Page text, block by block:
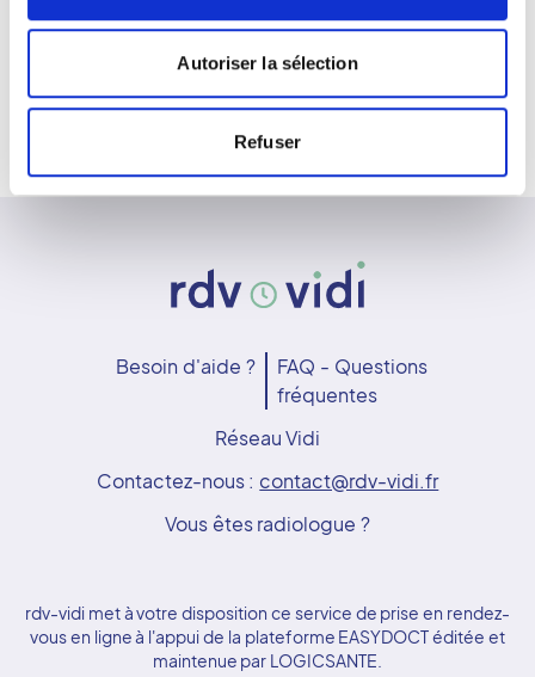
Autoriser la sélection
Refuser
Besoin d'aide ?
FAQ - Questions
fréquentes
Réseau Vidi
Contactez-nous : contact@rdv-vidi.fr
Vous êtes radiologue ?
rdv-vidi met à votre disposition ce service de prise en rendez-
vous en ligne à l'appui de la plateforme EASYDOCT éditée et
maintenue par LOGICSANTE.